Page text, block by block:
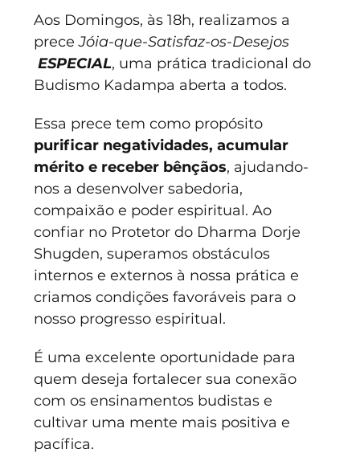
Aos Domingos, às 18h, realizamos a
prece Jóia-que-Satisfaz-os-Desejos
ESPECIAL, uma prática tradicional do
Budismo Kadampa aberta a todos.
Essa prece tem como propósito
purificar negatividades, acumular
mérito e receber bênçãos, ajudando-
nos a desenvolver sabedoria,
compaixão e poder espiritual. Ao
confiar no Protetor do Dharma Dorje
Shugden, superamos obstáculos
internos e externos à nossa prática e
criamos condições favoráveis para o
nosso progresso espiritual.
É uma excelente oportunidade para
quem deseja fortalecer sua conexão
com os ensinamentos budistas e
cultivar uma mente mais positiva e
pacífica.